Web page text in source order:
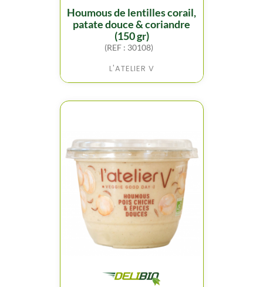
houmous de lentilles corail,
patate douce & coriandre
(150 gr)
(REF : 30108)
L'ATELIER V